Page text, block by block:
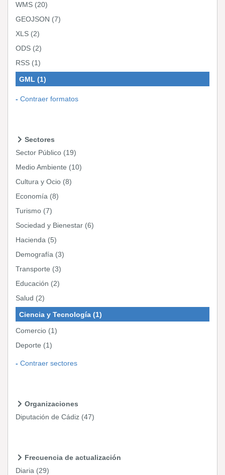
WMS (20)
GEOJSON (7)
XLS (2)
ODS (2)
RSS (1)
GML (1)
Contraer formatos
Sectores
Sector Público (19)
Medio Ambiente (10)
Cultura y Ocio (8)
Economía (8)
Turismo (7)
Sociedad y Bienestar (6)
Hacienda (5)
Demografía (3)
Transporte (3)
Educación (2)
Salud (2)
Ciencia y Tecnología (1)
Comercio (1)
Deporte (1)
Contraer sectores
Organizaciones
Diputación de Cádiz (47)
Frecuencia de actualización
Diaria (29)